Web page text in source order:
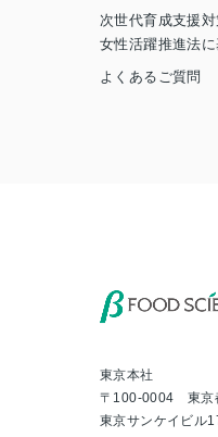
次世代育成支援対
女性活躍推進法
よくあるご質問
東京本社
〒100-0004 東京
東京サンケイビル